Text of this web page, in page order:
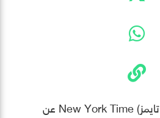
أعلنت صحيفة (نيويورك تايمز) New York Time عن